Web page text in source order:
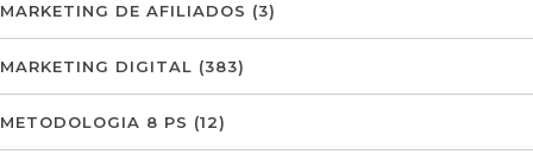
MARKETING DE AFILIADOS (3)
MARKETING DIGITAL (383)
METODOLOGIA 8 PS (12)